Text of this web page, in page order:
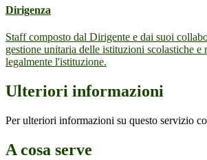
Dirigenza
Staff composto dal Dirigente e dai suoi
gestione unitaria delle istituzioni scolastiche e
legalmente l'istituzione.
Ulteriori informazioni
Per ulteriori informazioni su questo servizio
A cosa serve